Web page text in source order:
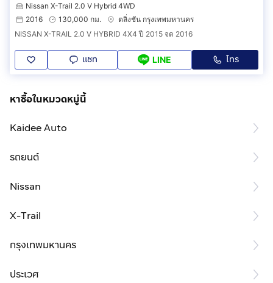
Nissan X-Trail 2.0 V Hybrid 4WD
2016
130,000 กม.
ตลิ่งชัน กรุงเทพมหานคร
NISSAN X-TRAIL 2.0 V HYBRID 4X4 ปี 2015 จด 2016
แชท LINE โทร
หาซื้อในหมวดหมู่นี้
Kaidee Auto
รถยนต์
Nissan
X-Trail
กรุงเทพมหานคร
ประเวศ